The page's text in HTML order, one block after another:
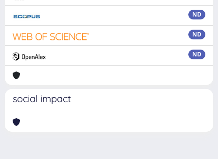
ND
ND
ND
social impact